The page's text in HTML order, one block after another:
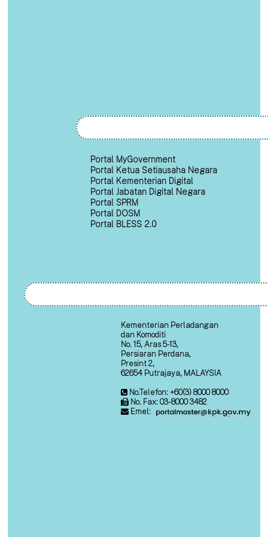
Portal MyGovernment
Portal Ketua Setiausaha Negara
Portal Kementerian Digital
Portal Jabatan Digital Negara
Portal SPRM
Portal DOSM
Portal BLESS 2.0
Kementerian Perladangan
dan Komoditi
No. 15, Aras 5-13,
Persiaran Perdana,
Presint 2,
62654 Putrajaya, MALAYSIA
No.Telefon: +60(3) 8000 8000
No. Fax: 03-8000 3482
Emel: